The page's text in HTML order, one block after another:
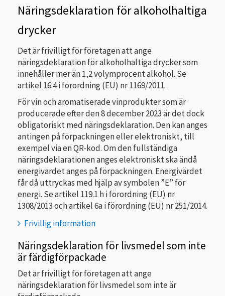
Näringsdeklaration för alkoholhaltiga
drycker
Det är frivilligt för företagen att ange
näringsdeklaration för alkoholhaltiga drycker som
innehåller mer än 1,2 volymprocent alkohol. Se
artikel 16.4 i förordning (EU) nr 1169/2011.
För vin och aromatiserade vinprodukter som är
producerade efter den 8 december 2023 är det dock
obligatorisktmed näringsdeklaration. Den kan anges
antingen på förpackningen eller elektroniskt, till
exempel via en QR-kod. Om den fullständiga
näringsdeklarationen anges elektroniskt ska ändå
energivärdet anges på förpackningen. Energivärdet
får då uttryckas med hjälp av symbolen ”E” för
energi. Se artikel 119.1 h i förordning (EU) nr
1308/2013 och artikel 6a i förordning (EU) nr 251/2014.
Frivillig information
Näringsdeklaration för livsmedel som inte
är färdigförpackade
Det är frivilligt för företagen att ange
näringsdeklaration för livsmedel som inte är